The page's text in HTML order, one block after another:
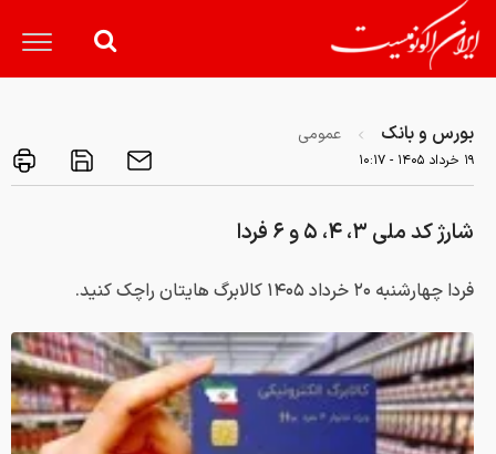
بورس و بانک عمومی
۱۹ خرداد ۱۴۰۵ - ۱۰:۱۷
شارژ کد ملی ۳، ۴، ۵ و ۶ فردا
فردا چهارشنبه ۲۰ خرداد ۱۴۰۵ کالابرگ هایتان راچک کنید.